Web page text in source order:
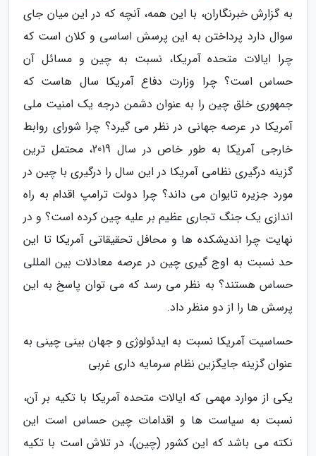
به گزارش خبرنگاران، با این همه، آنچه که در این میان جای
سوال دارد پرداختن به این پرسش اساسی و کلان است که
چرا ایالات متحده آمریکا، نسبت به چین و مسائل آن
حساس است؟ چرا وزارت دفاع آمریکا سال هاست که
جمهوری خلق چین را به عنوان دشمن درجه یک امنیت ملی
آمریکا در عرصه جهانی در نظر می گیرد؟ چرا شورای روابط
خارجی آمریکا به طور خاص در سال 2019، محتمل ترین
گزینه درگیری نظامی آمریکا در این سال را درگیری با چین در
مورد جزیره تایوان می داند؟ چرا دولت ترامپ اقدام به راه
اندازی یک جنگ تجاری عظیم بر علیه چین کرده است؟ و در
نهایت چرا اندیشکده ها و محافل تحقیقاتی آمریکا تا این
حد نسبت به اوج گیری چین در عرصه معادلات بین المللی
حساس هستند؟ به نظر می رسد که می توان پاسخ به این
پرسش ها را از دو منظر داد.
حساسیت آمریکا نسبت به ایدئولوژی و جهان بینی چینی به
عنوان گزینه جایگزین نظام سرمایه داری غربی
یکی از موارد مهمی که ایالات متحده آمریکا با تکیه بر آن،
نسبت به سیاست ها و اقدامات چین حساس است این
نکته می باشد که این کشور (چین)، در تلاش است با تکیه